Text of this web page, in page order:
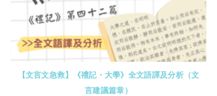
【文言文急救】《禮記・大學》全文語譯及分析（文
言建議篇章）